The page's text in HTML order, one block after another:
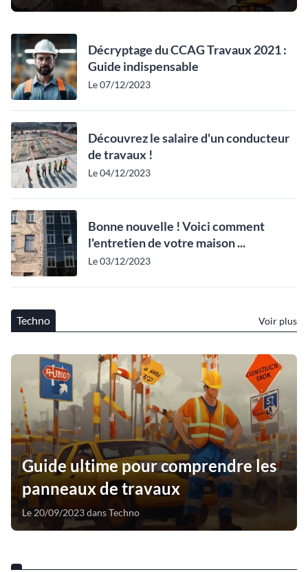
Décryptage du CCAG Travaux 2021 :
Guide indispensable
Le 07/12/2023
Découvrez le salaire d'un conducteur
de travaux !
Le 04/12/2023
Bonne nouvelle ! Voici comment
l'entretien de votre maison ...
Le 03/12/2023
Techno Voir plus
Guide ultime pour comprendre les
panneaux de travaux
Le 20/09/2023 dans Techno